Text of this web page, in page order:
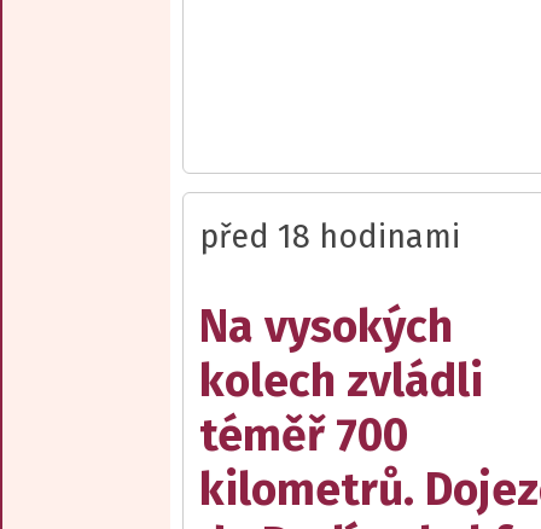
před 18 hodinami
Na vysokých
kolech zvládli
téměř 700
kilometrů.